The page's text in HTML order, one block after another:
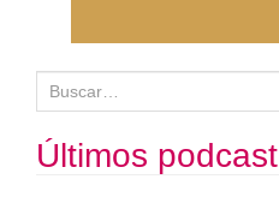
u
sÚltimos podcast